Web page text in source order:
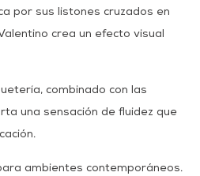
por sus listones cruzados en
crea un efecto visual
combinado con las
una sensación de fluidez que
ambientes contemporáneos.